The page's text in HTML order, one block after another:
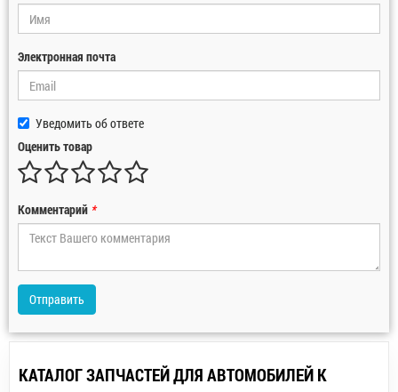
Электронная почта
Уведомить об ответе
Оценить товар
Комментарий *
Отправить
КАТАЛОГ ЗАПЧАСТЕЙ ДЛЯ АВТОМОБИЛЕЙ К